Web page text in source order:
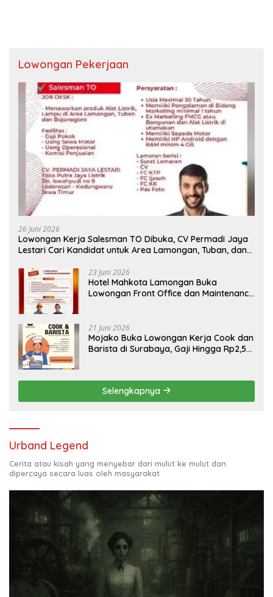
Lowongan Pekerjaan
26 Juni 2026
Lowongan Kerja Salesman TO Dibuka, CV Permadi Jaya
Lestari Cari Kandidat untuk Area Lamongan, Tuban, dan
23 Juni 2026
Hotel Mahkota Lamongan Buka
Lowongan Front Office dan Maintenance
21 Juni 2026
Mojako Buka Lowongan Kerja Cook dan
Barista di Surabaya, Gaji Hingga Rp2,5
Selengkapnya
Urband Legend
Cerita atau kisah yang menyebar dari mulut ke mulut dan
dipercaya secara luas oleh masyarakat